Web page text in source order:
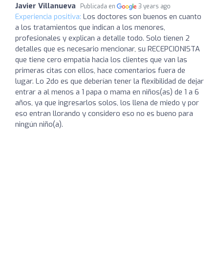
Javier Villanueva Publicada en 3 years ago
Experiencia positiva: Los doctores son buenos en cuanto
a los tratamientos que indican a los menores,
profesionales y explican a detalle todo. Solo tienen 2
detalles que es necesario mencionar, su RECEPCIONISTA
que tiene cero empatía hacia los clientes que van las
primeras citas con ellos, hace comentarios fuera de
lugar. Lo 2do es que deberían tener la flexibilidad de dejar
entrar a al menos a 1 papa o mama en niños(as) de 1 a 6
años, ya que ingresarlos solos, los llena de miedo y por
eso entran llorando y considero eso no es bueno para
ningún niño(a).